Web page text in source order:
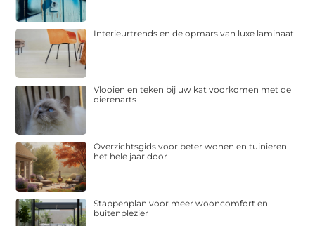
Interieurtrends en de opmars van luxe laminaat
Vlooien en teken bij uw kat voorkomen met de
dierenarts
Overzichtsgids voor beter wonen en tuinieren
het hele jaar door
Stappenplan voor meer wooncomfort en
buitenplezier